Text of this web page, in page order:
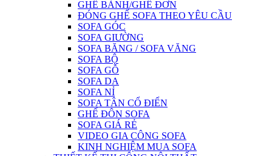
GHẾ BÀNH/GHẾ ĐƠN
ĐÓNG GHẾ SOFA THEO YÊU CẦU
SOFA GÓC
SOFA GIƯỜNG
SOFA BĂNG / SOFA VĂNG
SOFA BỘ
SOFA GỖ
SOFA DA
SOFA NỈ
SOFA TÂN CỔ ĐIỂN
GHẾ ĐÔN SOFA
SOFA GIÁ RẺ
VIDEO GIA CÔNG SOFA
KINH NGHIỆM MUA SOFA